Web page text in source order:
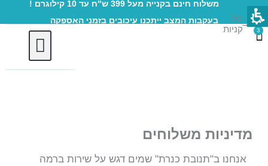
דילוג
לתוכן
משלוח חינם בקנייה מעל 399 ש"ח עד 10 קילוגרם !
בעקבות המצב ייתכנו עיכובים בזמני האספקה
3
עגלת
סל
→
קניות
מדיניות משלוחים
אנחנו ב"תנובת כנרת" שמים דגש על שירות ברמה